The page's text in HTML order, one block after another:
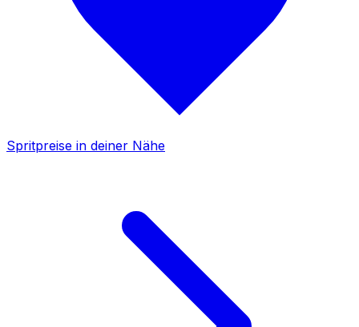
Spritpreise in deiner Nähe